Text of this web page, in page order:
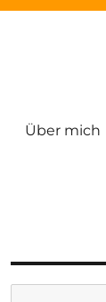
Über mich